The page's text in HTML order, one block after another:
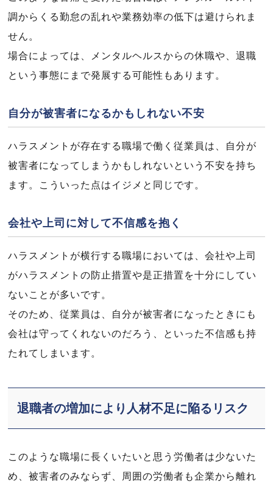
調からくる勤怠の乱れや業務効率の低下は避けられま
せん。
場合によっては、メンタルヘルスからの休職や、退職
という事態にまで発展する可能性もあります。
自分が被害者になるかもしれない不安
ハラスメントが存在する職場で働く従業員は、自分が
被害者になってしまうかもしれないという不安を持ち
ます。こういった点はイジメと同じです。
会社や上司に対して不信感を抱く
ハラスメントが横行する職場においては、会社や上司
がハラスメントの防止措置や是正措置を十分にしてい
ないことが多いです。
そのため、従業員は、自分が被害者になったときにも
会社は守ってくれないのだろう、といった不信感も持
たれてしまいます。
退職者の増加により人材不足に陥るリスク
このような職場に長くいたいと思う労働者は少ないた
め、被害者のみならず、周囲の労働者も企業から離れ